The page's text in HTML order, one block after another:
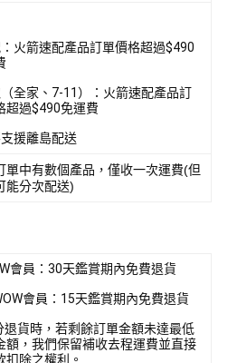
火箭速配產品訂單價格超過$490
全家、7-11）：火箭速配產品訂
超過$490免運費
援離島配送
單中有數個產品，僅收一次運費(但
能分次配送)
會員：30天鑑賞期內免費退貨
會員：15天鑑賞期內免費退貨
退貨時，若剩餘訂單金額未達最低
額，我們保留補收去程運費並直接
扣除之權利。